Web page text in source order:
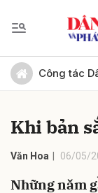
Công tác
Khi bản
Văn Hoa 06/05/
Những năm
Gửi bình luận